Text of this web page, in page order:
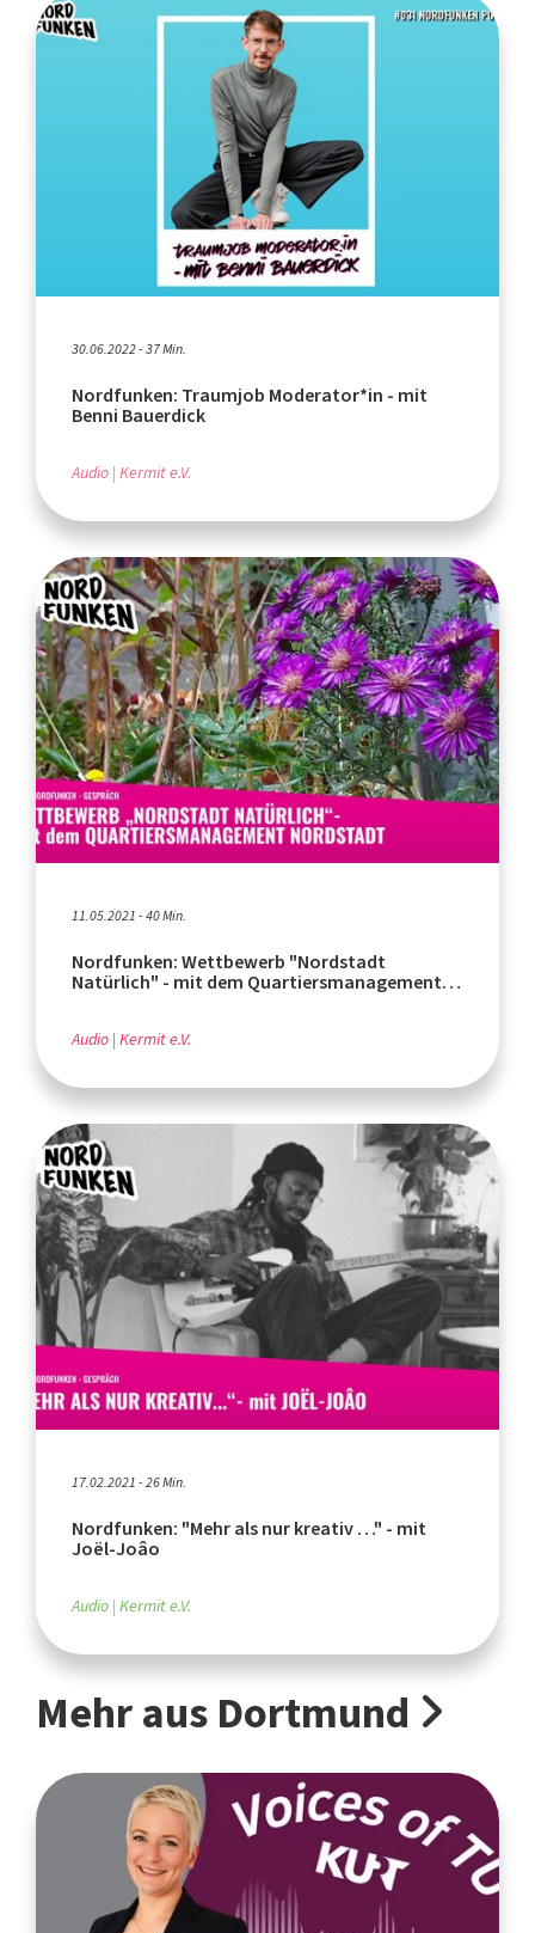
30.06.2022 - 37 Min.
Nordfunken: Traumjob Moderator*in - mit
Benni Bauerdick
Audio Kermit e.V.
11.05.2021 - 40 Min.
Nordfunken: Wettbewerb "Nordstadt
Natürlich" - mit dem Quartiersmanagement
Audio Kermit e.V.
17.02.2021 - 26 Min.
Nordfunken: "Mehr als nur kreativ …" - mit
Joël-Joâo
Audio Kermit e.V.
Mehr aus Dortmund